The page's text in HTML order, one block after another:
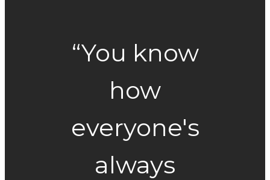
“You know
how
everyone's
always